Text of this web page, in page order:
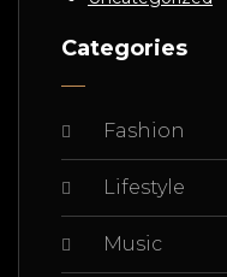
Categories
Fashion
Lifestyle
Music